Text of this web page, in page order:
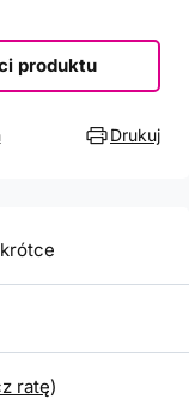
produktu
Drukuj
ratę)